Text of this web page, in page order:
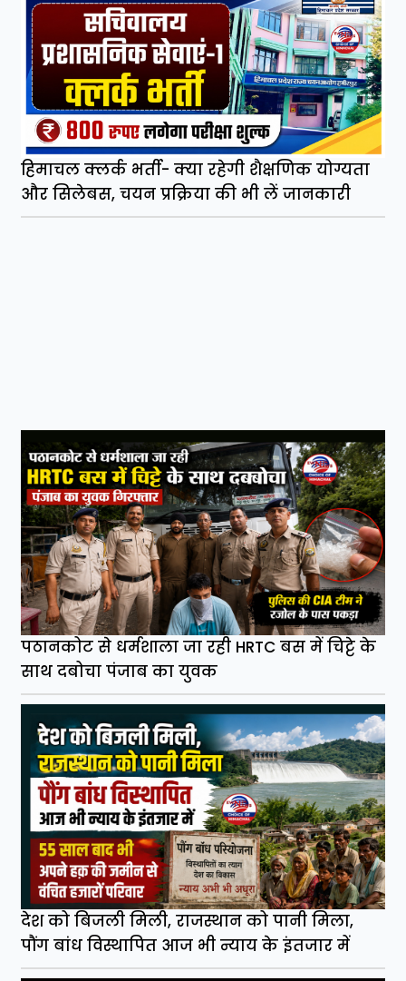
हिमाचल क्लर्क भर्ती- क्या रहेगी शैक्षणिक योग्यता
और सिलेबस, चयन प्रक्रिया की भी लें जानकारी
पठानकोट से धर्मशाला जा रही HRTC बस में चिट्टे के
साथ दबोचा पंजाब का युवक
देश को बिजली मिली, राजस्थान को पानी मिला,
पौंग बांध विस्थापित आज भी न्याय के इंतजार में